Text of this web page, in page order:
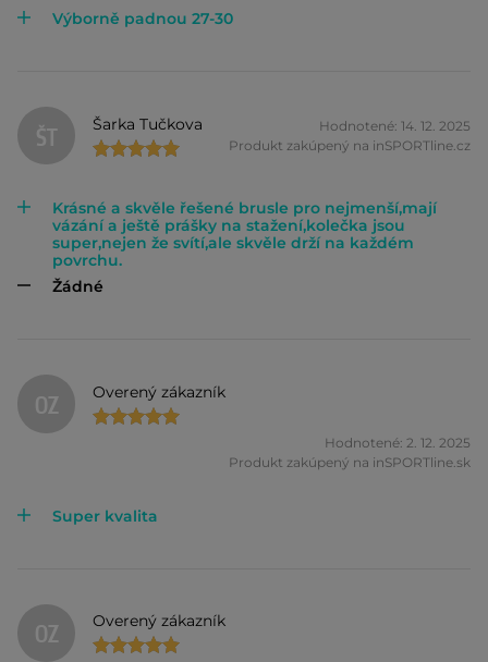
Výborně padnou 27-30
ŠT Šarka Tučkova
Hodnotené: 14. 12. 2025
Produkt zakúpený na inSPORTline.cz
Krásné a skvěle řešené brusle pro nejmenší,mají
vázání a ještě prášky na stažení,kolečka jsou
super,nejen že svítí,ale skvěle drží na každém
povrchu.
Žádné
OZ Overený zákazník
Hodnotené: 2. 12. 2025
Produkt zakúpený na inSPORTline.sk
Super kvalita
OZ Overený zákazník